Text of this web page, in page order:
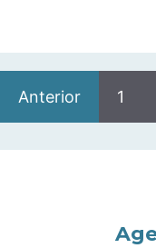
Anterior 1